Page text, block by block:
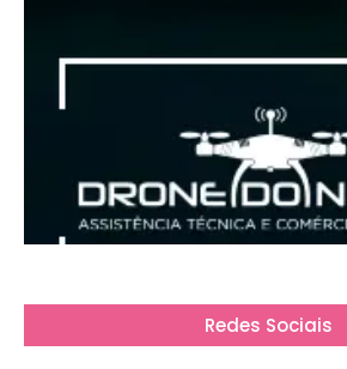
Redes Sociais